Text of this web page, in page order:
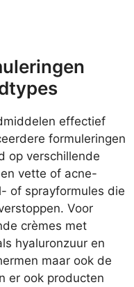
effectief
formuleringen
op verschillende
vette of acne-
of sprayformules die
Voor
crèmes met
hyaluronzuur en
maar ook de
er ook producten